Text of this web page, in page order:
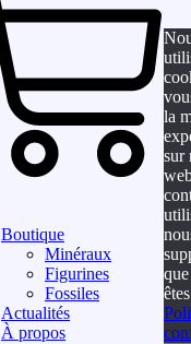
Boutique
Minéraux
Figurines
Fossiles
Actualités
À propos
la
sur